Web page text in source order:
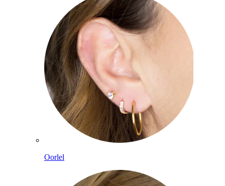
Oorlel